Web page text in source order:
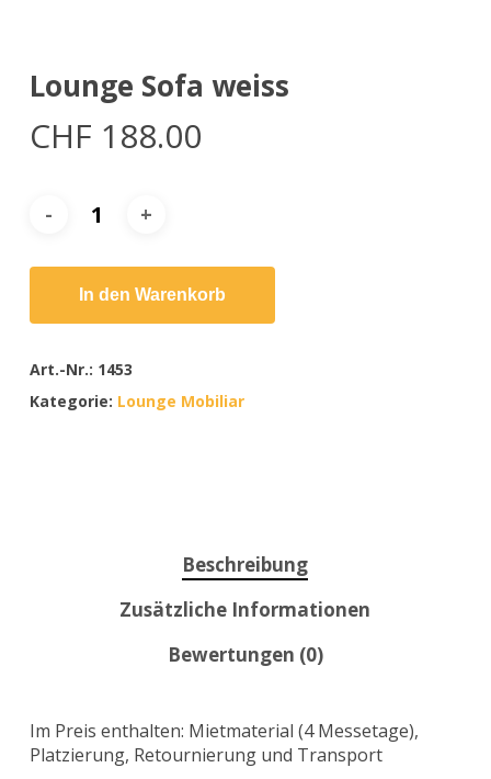
Lounge Sofa weiss
CHF 188.00
In den Warenkorb
Art.-Nr.: 1453
Kategorie: Lounge Mobiliar
Beschreibung
Zusätzliche Informationen
Bewertungen (0)
Im Preis enthalten: Mietmaterial (4 Messetage),
Platzierung, Retournierung und Transport